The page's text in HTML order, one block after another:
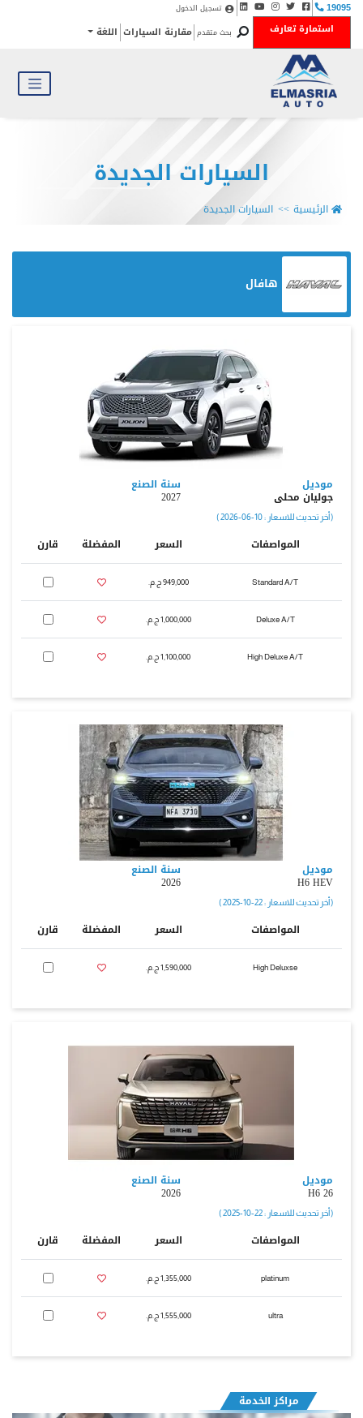
19095 تسجيل الدخول
استمارة تعارف بحث متقدم مقارنة السيارات اللغة
السيارات الجديدة
الرئيسية السيارات الجديدة
هافال
موديل
جوليان محلى
سنة الصنع
2027
( أخر تحديث للاسعار : 10-06-2026 )
المواصفات
Standard A/T
Deluxe A/T
High Deluxe A/T
السعر
949,000 ج.م.‏
1,000,000 ج.م.‏
1,100,000 ج.م.‏
المفضلة قارن
موديل
H6 HEV
سنة الصنع
2026
( أخر تحديث للاسعار : 22-10-2025 )
المواصفات
High Deluxse
السعر
1,590,000 ج.م.‏
المفضلة قارن
موديل
H6 26
سنة الصنع
2026
( أخر تحديث للاسعار : 22-10-2025 )
المواصفات
platinum
ultra
السعر
1,355,000 ج.م.‏
1,555,000 ج.م.‏
المفضلة قارن
مراكز الخدمة